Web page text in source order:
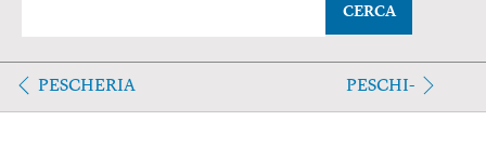
CERCA
PESCHERIA PESCHI-